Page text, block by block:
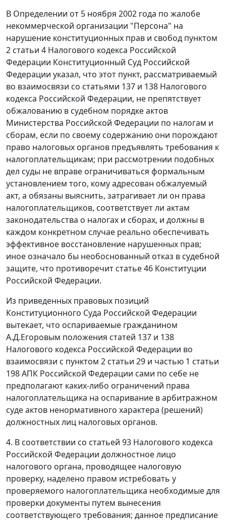
В Определении от 5 ноября 2002 года по жалобе
некоммерческой организации "Персона" на
нарушение конституционных прав и свобод пунктом
2 статьи 4 Налогового кодекса Российской
Федерации Конституционный Суд Российской
Федерации указал, что этот пункт, рассматриваемый
во взаимосвязи со статьями 137 и 138 Налогового
кодекса Российской Федерации, не препятствует
обжалованию в судебном порядке актов
Министерства Российской Федерации по налогам и
сборам, если по своему содержанию они порождают
право налоговых органов предъявлять требования к
налогоплательщикам; при рассмотрении подобных
дел суды не вправе ограничиваться формальным
установлением того, кому адресован обжалуемый
акт, а обязаны выяснить, затрагивает ли он права
налогоплательщиков, соответствует ли актам
законодательства о налогах и сборах, и должны в
каждом конкретном случае реально обеспечивать
эффективное восстановление нарушенных прав;
иное означало бы необоснованный отказ в судебной
защите, что противоречит статье 46 Конституции
Российской Федерации.
Из приведенных правовых позиций
Конституционного Суда Российской Федерации
вытекает, что оспариваемые гражданином
А.Д.Егоровым положения статей 137 и 138
Налогового кодекса Российской Федерации во
взаимосвязи с пунктом 2 статьи 29 и частью 1 статьи
198АПК Российской Федерации сами по себе не
предполагают каких-либо ограничений права
налогоплательщика на оспаривание в арбитражном
суде актов ненормативного характера (решений)
должностных лиц налоговых органов.
4. В соответствии со статьей 93 Налогового кодекса
Российской Федерации должностное лицо
налогового органа, проводящее налоговую
проверку, наделено правом истребовать у
проверяемого налогоплательщика необходимые для
проверки документы путем вынесения
соответствующего требования; данное предписание